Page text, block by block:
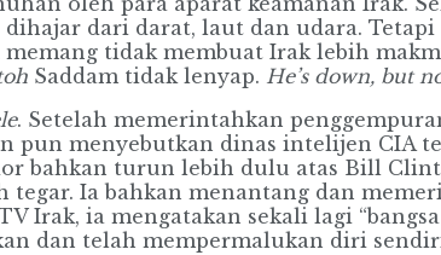
dari darat, laut dan udara.
tidak membuat Irak lebih
Saddam tidak lenyap. He’s down, but
. Setelah memerintahkan
pun menyebutkan dinas intelijen CIA
bahkan turun lebih dulu atas Bill
Ia bahkan menantang dan
Irak, ia mengatakan sekali lagi
dan telah mempermalukan diri